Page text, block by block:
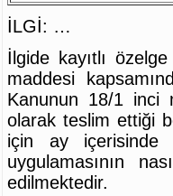
İLGİ: …
İlgide kayıtlı
maddesi
Kanunun 18/1 inci
olarak teslim ettiği
için ay içerisinde
uygulamasının
edilmektedir.